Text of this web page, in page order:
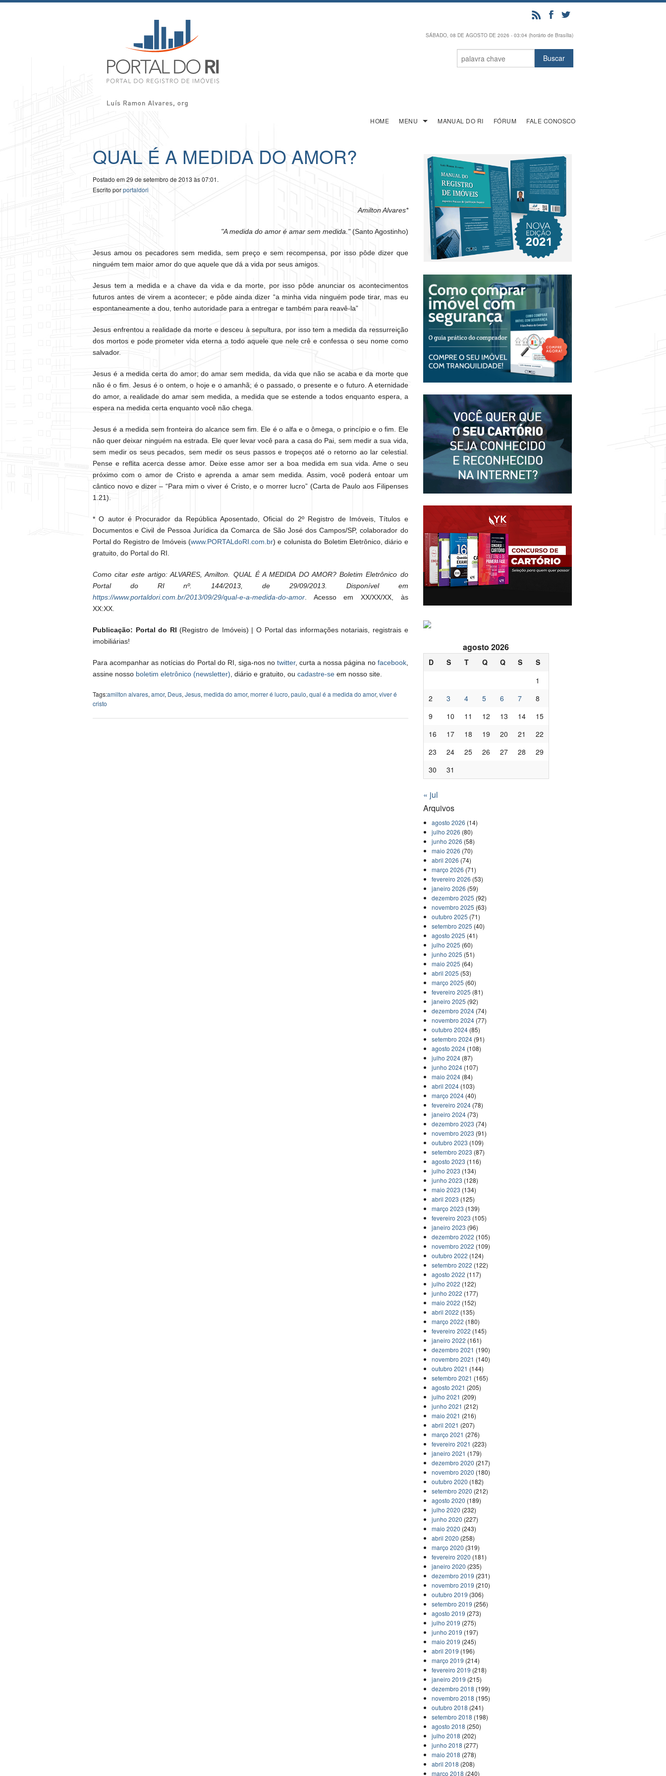
SÁBADO, 08 DE AGOSTO DE 2026 - 03:04 (horário de Brasília)
HOME MENU MANUAL DO RI FÓRUM FALE CONOSCO
QUAL É A MEDIDA DO AMOR?
Postado em 29 de setembro de 2013 às 07:01.
Escrito porportaldori
Amilton Alvares*
"A medida do amor é amar sem medida."(Santo Agostinho)
Jesus amou os pecadores sem medida, sem preço e sem recompensa, por isso pôde dizer que
ninguém tem maior amor do que aquele que dá a vida por seus amigos.
Jesus tem a medida e a chave da vida e da morte, por isso pôde anunciar os acontecimentos
futuros antes de virem a acontecer; e pôde ainda dizer “a minha vida ninguém pode tirar, mas eu
espontaneamente a dou, tenho autoridade para a entregar e também para reavê-la”
Jesus enfrentou a realidade da morte e desceu à sepultura, por isso tem a medida da ressurreição
dos mortos e pode prometer vida eterna a todo aquele que nele crê e confessa o seu nome como
salvador.
Jesus é a medida certa do amor; do amar sem medida, da vida que não se acaba e da morte que
não é o fim. Jesus é o ontem, o hoje e o amanhã; é o passado, o presente e o futuro. A eternidade
do amor, a realidade do amar sem medida, a medida que se estende a todos enquanto espera, a
espera na medida certa enquanto você não chega.
Jesus é a medida sem fronteira do alcance sem fim. Ele é o alfa e o ômega, o princípio e o fim. Ele
não quer deixar ninguém na estrada. Ele quer levar você para a casa do Pai, sem medir a sua vida,
sem medir os seus pecados, sem medir os seus passos e tropeços até o retorno ao lar celestial.
Pense e reflita acerca desse amor. Deixe esse amor ser a boa medida em sua vida. Ame o seu
próximo com o amor de Cristo e aprenda a amar sem medida. Assim, você poderá entoar um
cântico novo e dizer – “Para mim o viver é Cristo, e o morrer lucro” (Carta de Paulo aos Filipenses
1.21).
* O autor é Procurador da República Aposentado, Oficial do 2º Registro de Imóveis, Títulos e
Documentos e Civil de Pessoa Jurídica da Comarca de São José dos Campos/SP, colaborador do
Portal do Registro de Imóveis (www.PORTALdoRI.com.br) e colunista do Boletim Eletrônico, diário e
gratuito, do Portal do RI.
Como citar este artigo: ALVARES, Amilton. QUAL É A MEDIDA DO AMOR? Boletim Eletrônico do
Portal do RI nº. 144/2013, de 29/09/2013. Disponível em
https://www.portaldori.com.br/2013/09/29/qual-e-a-medida-do-amor . Acesso em XX/XX/XX, às
XX:XX.
Publicação: Portal do RI (Registro de Imóveis) | O Portal das informações notariais, registrais e
imobiliárias!
Para acompanhar as notícias do Portal do RI, siga-nos notwitter, curta a nossa página no facebook,
assine nosso boletim eletrônico (newsletter) , diário e gratuito, ou cadastre-se em nosso site.
Tags:amilton alvares, amor, Deus, Jesus, medida do amor, morrer é lucro, paulo, qual é a medida do amor, viver é
cristo
agosto 2026
D S T Q Q S
S
1
2
3 4 5 6 7
8
9
10 11 12 13 14
15
16
17 18 19 20 21
22
23
24 25 26 27 28
29
30
31
« jul
Arquivos
agosto 2026 (14)
julho 2026 (80)
junho 2026 (58)
maio 2026 (70)
abril 2026 (74)
março 2026 (71)
fevereiro 2026 (53)
janeiro 2026 (59)
dezembro 2025 (92)
novembro 2025 (63)
outubro 2025 (71)
setembro 2025 (40)
agosto 2025 (41)
julho 2025 (60)
junho 2025 (51)
maio 2025 (64)
abril 2025 (53)
março 2025 (60)
fevereiro 2025 (81)
janeiro 2025 (92)
dezembro 2024 (74)
novembro 2024 (77)
outubro 2024 (85)
setembro 2024 (91)
agosto 2024 (108)
julho 2024 (87)
junho 2024 (107)
maio 2024 (84)
abril 2024 (103)
março 2024 (40)
fevereiro 2024 (78)
janeiro 2024 (73)
dezembro 2023 (74)
novembro 2023 (91)
outubro 2023 (109)
setembro 2023 (87)
agosto 2023 (116)
julho 2023 (134)
junho 2023 (128)
maio 2023 (134)
abril 2023 (125)
março 2023 (139)
fevereiro 2023 (105)
janeiro 2023 (96)
dezembro 2022 (105)
novembro 2022 (109)
outubro 2022 (124)
setembro 2022 (122)
agosto 2022 (117)
julho 2022 (122)
junho 2022 (177)
maio 2022 (152)
abril 2022 (135)
março 2022 (180)
fevereiro 2022 (145)
janeiro 2022 (161)
dezembro 2021 (190)
novembro 2021 (140)
outubro 2021 (144)
setembro 2021 (165)
agosto 2021 (205)
julho 2021 (209)
junho 2021 (212)
maio 2021 (216)
abril 2021 (207)
março 2021 (276)
fevereiro 2021 (223)
janeiro 2021 (179)
dezembro 2020 (217)
novembro 2020 (180)
outubro 2020 (182)
setembro 2020 (212)
agosto 2020 (189)
julho 2020 (232)
junho 2020 (227)
maio 2020 (243)
abril 2020 (258)
março 2020 (319)
fevereiro 2020 (181)
janeiro 2020 (235)
dezembro 2019 (231)
novembro 2019 (210)
outubro 2019 (306)
setembro 2019 (256)
agosto 2019 (273)
julho 2019 (275)
junho 2019 (197)
maio 2019 (245)
abril 2019 (196)
março 2019 (214)
fevereiro 2019 (218)
janeiro 2019 (215)
dezembro 2018 (199)
novembro 2018 (195)
outubro 2018 (241)
setembro 2018 (198)
agosto 2018 (250)
julho 2018 (202)
junho 2018 (277)
maio 2018 (278)
abril 2018 (208)
março 2018 (240)